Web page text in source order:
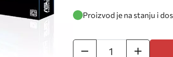
Proizvod je na stanju i